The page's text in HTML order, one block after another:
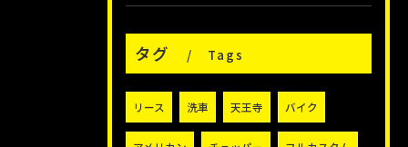
タグ Tags
リース 洗車 天王寺 バイク